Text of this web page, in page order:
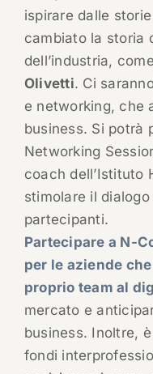
ispirare dalle
cambiato la storia
dell’industria, come
Olivetti. Ci
e networking, che
business. Si potrà
Networking
coach dell’Istituto
stimolare il
partecipanti.
Partecipare a N-
per le aziende
proprio team al
mercato e
business. Inoltre,
fondi